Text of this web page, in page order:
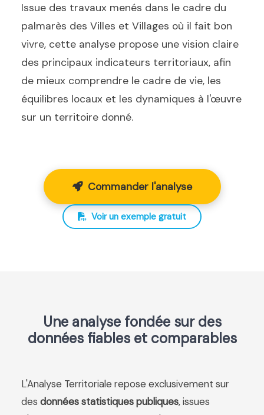
Issue des travaux menés dans le cadre du
palmarès des Villes et Villages où il fait bon
vivre, cette analyse propose une vision claire
des principaux indicateurs territoriaux, afin
de mieux comprendre le cadre de vie, les
équilibres locaux et les dynamiques à l'œuvre
sur un territoire donné.
Commander l'analyse
Voir un exemple gratuit
Une analyse fondée sur des
données fiables et comparables
L'Analyse Territoriale repose exclusivement sur
des données statistiques publiques, issues